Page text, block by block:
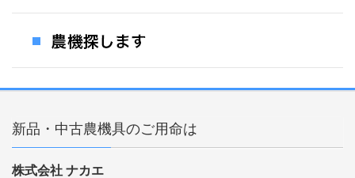
新品・中古農機具のご用命は
株式会社 ナカエ